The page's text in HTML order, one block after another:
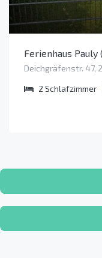
Ferienhaus Pauly
Deichgräfenstr. 47,
2 Schlafzimmer